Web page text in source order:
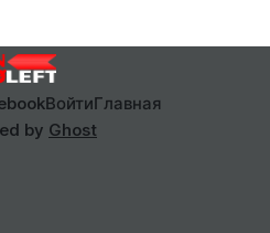
ВойтиГлавная
by Ghost